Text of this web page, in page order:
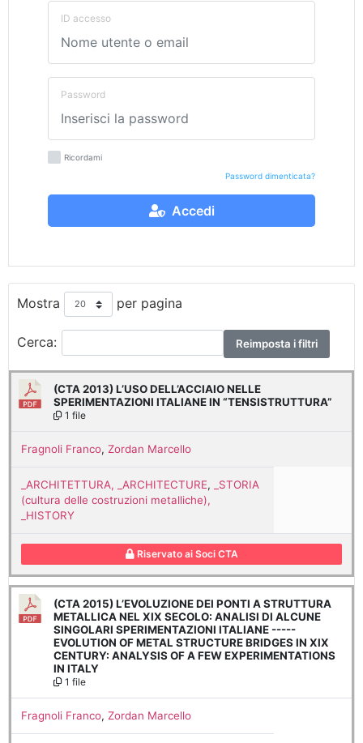
ID accesso
Password
Ricordami
Password dimenticata?
Accedi
Mostra per pagina
Cerca: Reimposta i filtri
(CTA 2013) L’USO DELL’ACCIAIO NELLE
SPERIMENTAZIONI ITALIANE IN “TENSISTRUTTURA”
1 file
Fragnoli Franco, Zordan Marcello
_ARCHITETTURA, _ARCHITECTURE,
_STORIA
(cultura delle costruzioni metalliche),
_HISTORY
Riservato ai Soci CTA
(CTA 2015) L’EVOLUZIONE DEI PONTI A STRUTTURA
METALLICA NEL XIX SECOLO: ANALISI DI ALCUNE
SINGOLARI SPERIMENTAZIONI ITALIANE -----
EVOLUTION OF METAL STRUCTURE BRIDGES IN XIX
CENTURY: ANALYSIS OF A FEW EXPERIMENTATIONS
IN ITALY
1 file
Fragnoli Franco, Zordan Marcello